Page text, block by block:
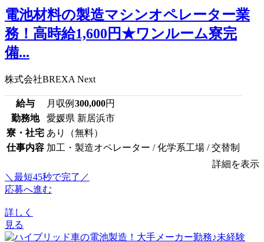
電池材料の製造マシンオペレーター業
務！高時給1,600円★ワンルーム寮完
備...
株式会社BREXA Next
給与 月収例 300,000円
勤務地
愛媛県 新居浜市
寮・社宅 あり（無料）
仕事内容 加工・製造オペレーター / 化学系工場 / 交替制
詳細を表示
＼最短45秒で完了／
応募へ進む
詳しく
見る